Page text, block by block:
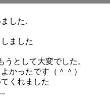
した.
ました
として大変でした。
かったです（＾＾）
くれました